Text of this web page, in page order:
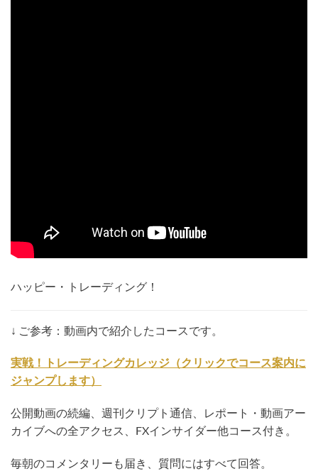
ハッピー・トレーディング！
↓ ご参考：動画内で紹介したコースです。
実戦！トレーディングカレッジ（クリックでコース案内に
ジャンプします）
公開動画の続編、週刊クリプト通信、レポート・動画アー
カイブへの全アクセス、FXインサイダー他コース付き。
毎朝のコメンタリーも届き、質問にはすべて回答。